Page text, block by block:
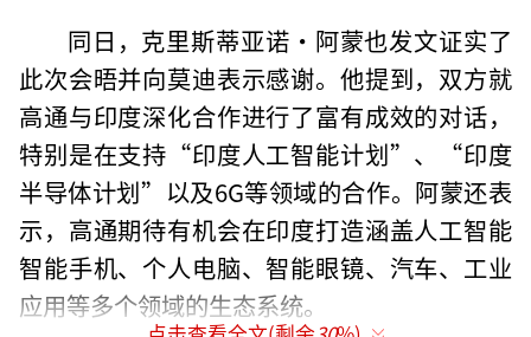
同日，克里斯蒂亚诺·阿蒙也发文证实了
此次会晤并向莫迪表示感谢。他提到，双方就
高通与印度深化合作进行了富有成效的对话，
特别是在支持“印度人工智能计划”、“印度
半导体计划”以及6G等领域的合作。阿蒙还表
示，高通期待有机会在印度打造涵盖人工智能
智能手机、个人电脑、智能眼镜、汽车、工业
应用等多个领域的生态系统。